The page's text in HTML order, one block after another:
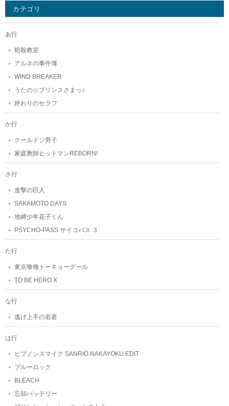
カテゴリ
あ行
暗殺教室
アルネの事件簿
WIND BREAKER
うたの☆プリンスさまっ♪
終わりのセラフ
か行
クールドジ男子
家庭教師ヒットマンREBORN!
さ行
進撃の巨人
SAKAMOTO DAYS
地縛少年花子くん
PSYCHO-PASS サイコパス ３
た行
東京喰種トーキョーグール
TO BE HERO X
な行
逃げ上手の若君
は行
ヒプノシスマイク SANRIO NAKAYOKU EDIT
ブルーロック
BLEACH
忘却バッテリー